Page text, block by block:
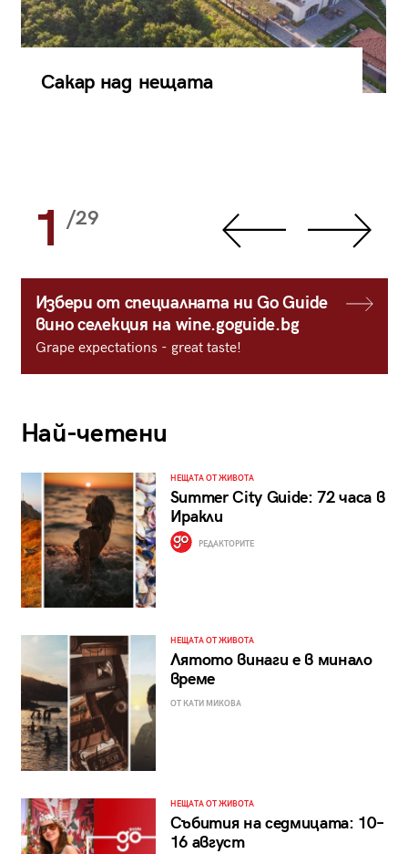
Сакар над нещата
1 /29
Избери от специалната ни Go Guide
вино селекция на wine.goguide.bg
Grape expectations - great taste!
Най-четени
НЕЩАТА ОТ ЖИВОТА
Summer City Guide: 72 часа в
Иракли
РЕДАКТОРИТЕ
НЕЩАТА ОТ ЖИВОТА
Лятото винаги е в минало
време
ОТ КАТИ МИКОВА
НЕЩАТА ОТ ЖИВОТА
Събития на седмицата: 10–
16 август